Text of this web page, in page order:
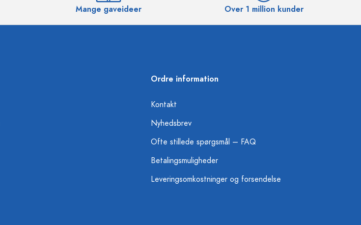
Mange gaveideer Over 1 million kunder
Ordre information
Kontakt
Nyhedsbrev
Ofte stillede spørgsmål – FAQ
Betalingsmuligheder
Leveringsomkostninger og forsendelse